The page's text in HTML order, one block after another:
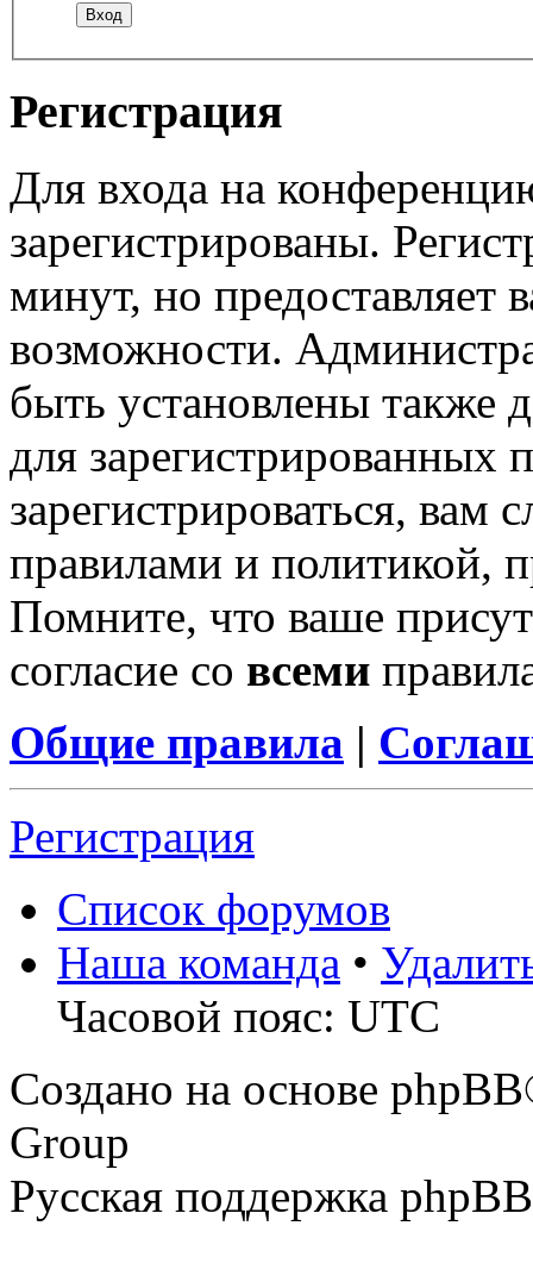
Регистрация
Для входа на
зарегистрированы.
минут, но предоставляет
возможности.
быть установлены также
для зарегистрированных
зарегистрироваться, вам
правилами и политикой,
Помните, что ваше
согласие со всеми
Общие правила |
Регистрация
Список форумов
Наша команда •
Часовой пояс: UTC
Создано на основе
Group
Русская поддержка phpBB